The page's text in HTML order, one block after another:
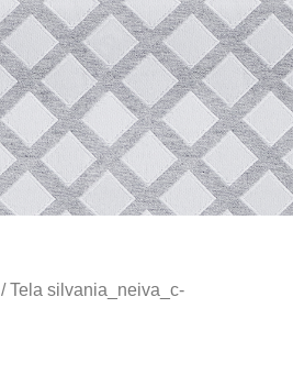
/ Tela silvania_neiva_c-